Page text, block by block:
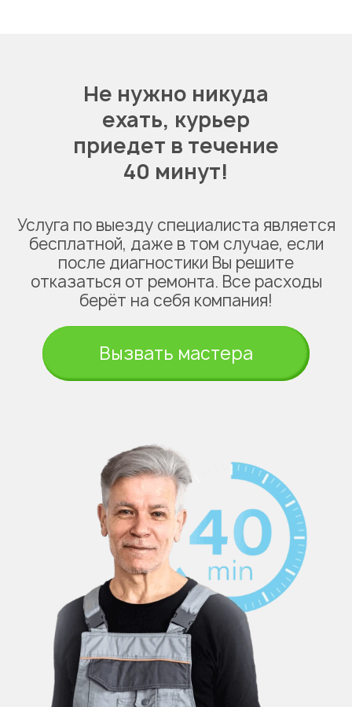
Не нужно никуда
ехать, курьер
приедет в течение
40 минут!
Услуга по выезду специалиста является
бесплатной, даже в том случае, если
после диагностики Вы решите
отказаться от ремонта. Все расходы
берёт на себя компания!
Вызвать мастера